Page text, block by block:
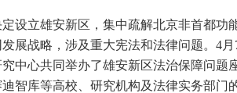
设立雄安新区，集中疏解北京非首都
展战略，涉及重大宪法和法律问题。4
中心共同举办了雄安新区法治保障问
智库等高校、研究机构及法律实务部